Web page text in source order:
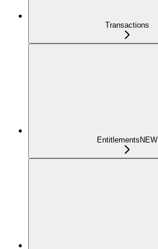
Transactions
EntitlementsNEW